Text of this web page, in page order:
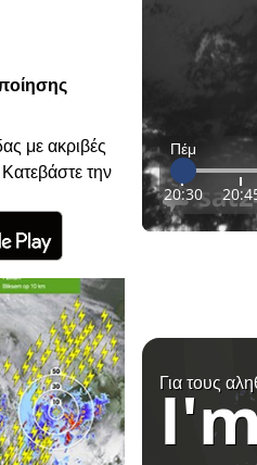
με ακριβές
την
Πέμ
20:30
Για τους